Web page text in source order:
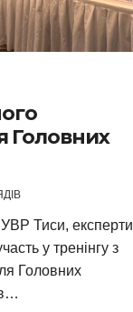
Головних
Тиси, експерти
у тренінгу з
Головних